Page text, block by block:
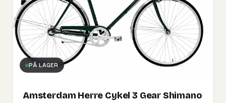
PÅ LAGER
Amsterdam Herre Cykel 3 Gear Shimano